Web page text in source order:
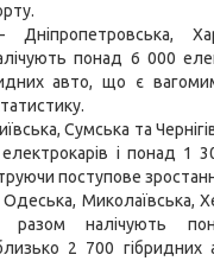
понад 6 000
авто, що є
Сумська та
і понад 1
поступове
Одеська, Миколаївська,
разом налічують
2 700 гібридних